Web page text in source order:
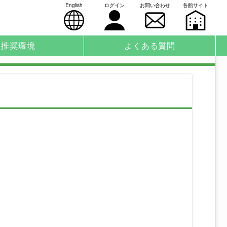
English ログイン お問い合わせ 各館サイト
推奨環境 よくある質問